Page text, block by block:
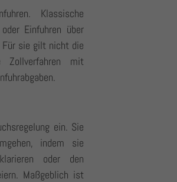
Klassische
Einfuhren über
Für sie gilt nicht die
Zollverfahren mit
ein. Sie
indem sie
oder den
Maßgeblich ist